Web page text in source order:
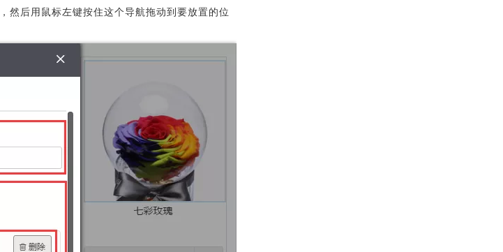
然后用鼠标左键按住这个导航拖动到要放置的位